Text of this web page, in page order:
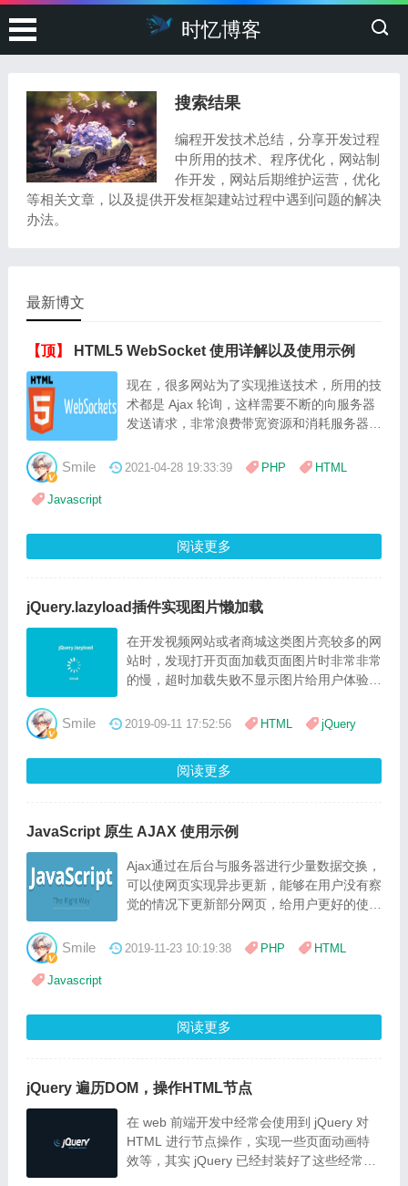
时忆博客
搜索结果
编程开发技术总结，分享开发过程
中所用的技术、程序优化，网站制
作开发，网站后期维护运营，优化
等相关文章，以及提供开发框架建站过程中遇到问题的解决
办法。
最新博文
【顶】 HTML5 WebSocket 使用详解以及使用示例
现在，很多网站为了实现推送技术，所用的技
术都是 Ajax 轮询，这样需要不断的向服务器
发送请求，非常浪费带宽资源和消耗服务器的
更好的节省服务器资源和带宽，并且能够更实
Smile 2021-04-28 19:33:39 PHP HTML
Javascript
阅读更多
jQuery.lazyload插件实现图片懒加载
在开发视频网站或者商城这类图片亮较多的网
站时，发现打开页面加载页面图片时非常非常
的慢，超时加载失败不显示图片给用户体验非
过jQuery.lazyload插件实现懒加载解决了这问
Smile 2019-09-11 17:52:56 HTML jQuery
阅读更多
JavaScript 原生 AJAX 使用示例
Ajax通过在后台与服务器进行少量数据交换，
可以使网页实现异步更新，能够在用户没有察
觉的情况下更新部分网页，给用户更好的使用
的使用示例
Smile 2019-11-23 10:19:38 PHP HTML
Javascript
阅读更多
jQuery 遍历DOM，操作HTML节点
在 web 前端开发中经常会使用到 jQuery 对
HTML 进行节点操作，实现一些页面动画特
效等，其实 jQuery 已经封装好了这些经常会